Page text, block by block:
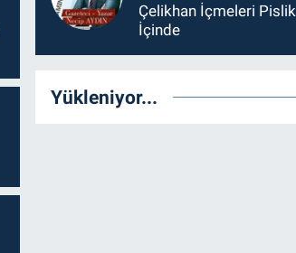
Çelikhan İçmeleri Pislik
İçinde
Yükleniyor...